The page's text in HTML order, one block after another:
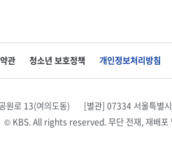
관 청소년 보호정책 개인정보처리방침
원로 13(여의도동)
[별관] 07334 서울특별
© KBS. All rights reserved. 무단 전재, 재배포